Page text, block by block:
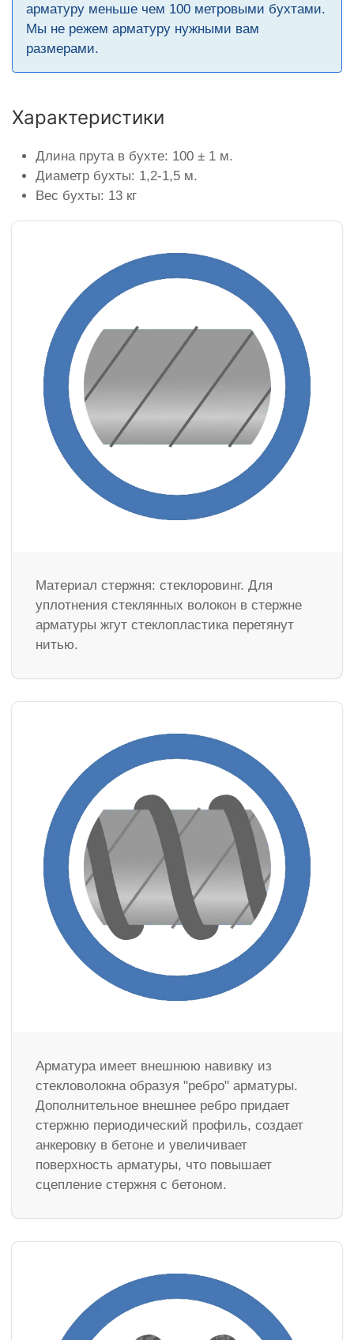
арматуру меньше чем 100 метровыми бухтами.
Мы не режем арматуру нужными вам
размерами.
Характеристики
Длина прута в бухте: 100 ± 1 м.
Диаметр бухты: 1,2-1,5 м.
Вес бухты: 13 кг
Материал стержня: стеклоровинг. Для
уплотнения стеклянных волокон в стержне
арматуры жгут стеклопластика перетянут
нитью.
Арматура имеет внешнюю навивку из
стекловолокна образуя "ребро" арматуры.
Дополнительное внешнее ребро придает
стержню периодический профиль, создает
анкеровку в бетоне и увеличивает
поверхность арматуры, что повышает
сцепление стержня с бетоном.